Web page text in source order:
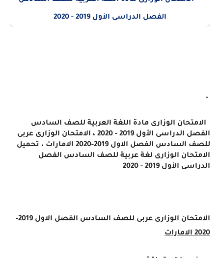
-
الامتحان الوزارى مادة اللغة العربية للصف السادس
الفصل الدراسى الأول 2019 - 2020 ، الامتحان الوزارى عربى
للصف السادس الفصل الاول 2019-2020 الامارات ، تحميل
الامتحان الوزارى لغة عربية للصف السادس الفصل
الدراسى الأول 2019 - 2020
الامتحان الوزارى عربى للصف السادس الفصل الاول 2019-
2020 الامارات